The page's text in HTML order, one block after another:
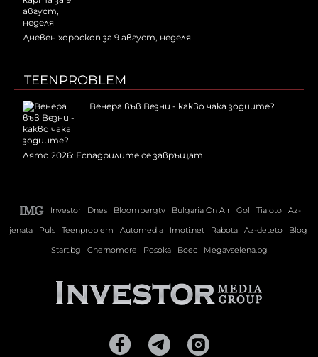
Дневен хороскоп за 9 август, неделя
TEENPROBLEM
Венера във Везни - какво чака зодиите?
Лято 2026: Еспадрилите се завръщат
Investor Dnes Bloombergtv Bulgaria On Air Gol Tialoto
Az-
jenata
Puls Teenproblem Automedia Imoti.net Rabota Az-deteto
Blog
Start.bg
Chernomore Posoka Boec Megavselena.bg